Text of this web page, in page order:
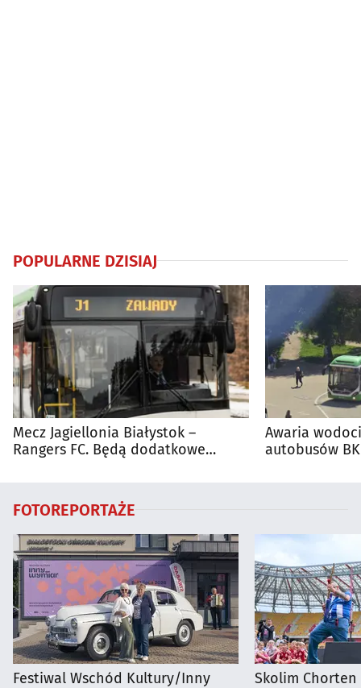
POPULARNE DZISIAJ
Mecz Jagiellonia Białystok –
Rangers FC. Będą dodatkowe
Awaria
autobusów
FOTOREPORTAŻE
Festiwal Wschód Kultury/Inny
Skolim Chorten